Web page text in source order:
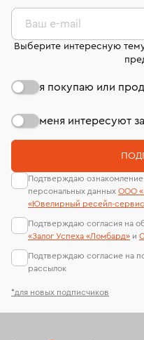
комиссионных
странице«Возврат
лабораторий
*для новых подписчиков
Ваш e-mail
Выберите интересную
я покупаю или
меня интересуют
Подтверждаю ознакомление
персональных данных ООО
«Ювелирный ресейл-
Подтверждаю согласия на
«Залог Успеха «Ломбард» и
Подтверждаю согласие на
рассылок